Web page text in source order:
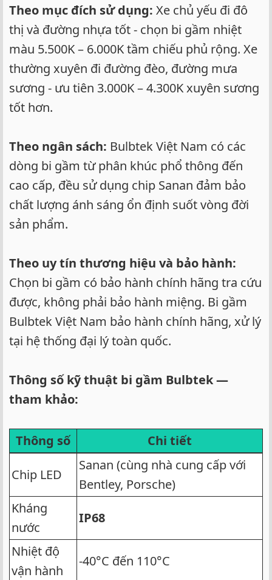
Theo mục đích sử dụng: Xe chủ yếu đi đô
thị và đường nhựa tốt - chọn bi gầm nhiệt
màu 5.500K – 6.000K tầm chiếu phủ rộng. Xe
thường xuyên đi đường đèo, đường mưa
sương - ưu tiên 3.000K – 4.300K xuyên sương
tốt hơn.
Theo ngân sách: Bulbtek Việt Nam có các
dòng bi gầm từ phân khúc phổ thông đến
cao cấp, đều sử dụng chip Sanan đảm bảo
chất lượng ánh sáng ổn định suốt vòng đời
sản phẩm.
Theo uy tín thương hiệu và bảo hành:
Chọn bi gầm có bảo hành chính hãng tra cứu
được, không phải bảo hành miệng. Bi gầm
Bulbtek Việt Nam bảo hành chính hãng, xử lý
tại hệ thống đại lý toàn quốc.
Thông số kỹ thuật bi gầm Bulbtek —
tham khảo:
Thông số Chi tiết
Chip LED
Sanan (cùng nhà cung cấp với
Bentley, Porsche)
Kháng
nước
IP68
Nhiệt độ
vận hành
-40°C đến 110°C